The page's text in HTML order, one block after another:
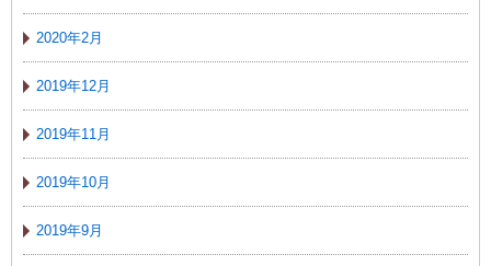
2020年2月
2019年12月
2019年11月
2019年10月
2019年9月